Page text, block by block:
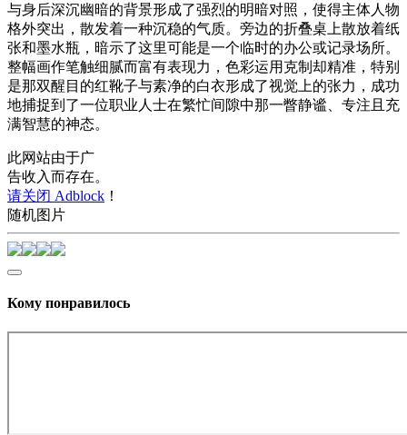
与身后深沉幽暗的背景形成了强烈的明暗对照，使得主体人物
格外突出，散发着一种沉稳的气质。旁边的折叠桌上散放着纸
张和墨水瓶，暗示了这里可能是一个临时的办公或记录场所。
整幅画作笔触细腻而富有表现力，色彩运用克制却精准，特别
是那双醒目的红靴子与素净的白衣形成了视觉上的张力，成功
地捕捉到了一位职业人士在繁忙间隙中那一瞥静谧、专注且充
满智慧的神态。
此网站由于广
告收入而存在。
请关闭 Adblock ！
随机图片
Кому понравилось